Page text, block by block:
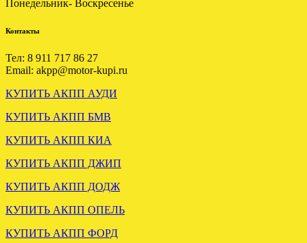
МЕРСЕДЕС W211 2.7
.
ВАРИАТОР АУДИ А6 С6
2.4 GAS отправлен в
Смоленск.
.
Понедельник- Воскресенье
Контакты
Тел: 8 911 717 86 27
Email: akpp@motor-kupi.ru
КУПИТЬ АКПП АУДИ
КУПИТЬ АКПП БМВ
КУПИТЬ АКПП КИА
КУПИТЬ АКПП ДЖИП
КУПИТЬ АКПП ДОДЖ
КУПИТЬ АКПП ОПЕЛЬ
КУПИТЬ АКПП ФОРД